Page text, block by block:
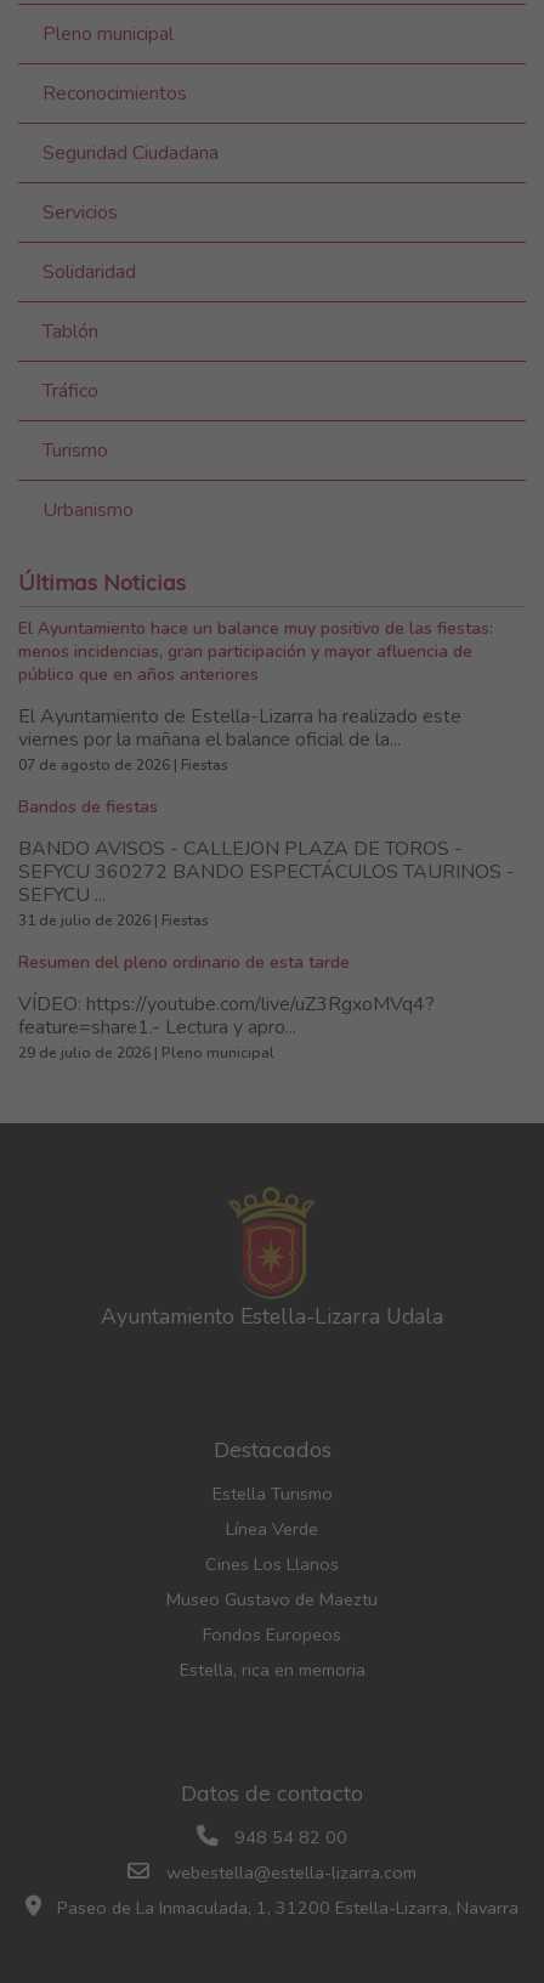
Pleno municipal
Reconocimientos
Seguridad Ciudadana
Servicios
Solidaridad
Tablón
Tráfico
Turismo
Urbanismo
Últimas Noticias
El Ayuntamiento hace un balance muy positivo de las fiestas:
menos incidencias, gran participación y mayor afluencia de
público que en años anteriores
El Ayuntamiento de Estella-Lizarra ha realizado este
viernes por la mañana el balance oficial de la...
07 de agosto de 2026 | Fiestas
Bandos de fiestas
BANDO AVISOS - CALLEJON PLAZA DE TOROS -
SEFYCU 360272 BANDO ESPECTÁCULOS TAURINOS -
SEFYCU ...
31 de julio de 2026 | Fiestas
Resumen del pleno ordinario de esta tarde
VÍDEO: https://youtube.com/live/uZ3RgxoMVq4?
feature=share1.- Lectura y apro...
29 de julio de 2026 | Pleno municipal
Ayuntamiento Estella-Lizarra Udala
Destacados
Estella Turismo
Línea Verde
Cines Los Llanos
Museo Gustavo de Maeztu
Fondos Europeos
Estella, rica en memoria
Datos de contacto
948 54 82 00
webestella@estella-lizarra.com
Paseo de La Inmaculada, 1, 31200 Estella-Lizarra, Navarra